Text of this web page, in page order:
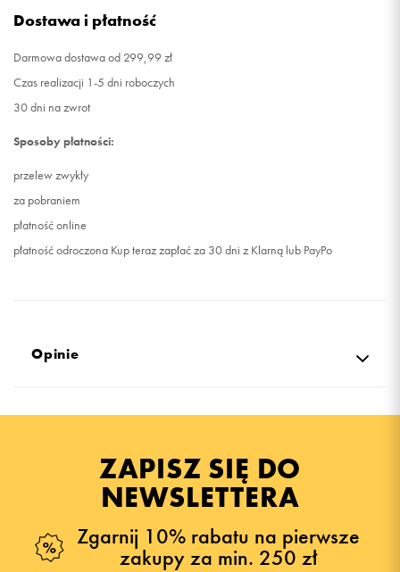
Dostawa i płatność
Darmowa dostawa od 299,99 zł
Czas realizacji 1-5 dni roboczych
30 dni na zwrot
Sposoby płatności:
przelew zwykły
za pobraniem
płatność online
płatność odroczona Kup teraz zapłać za 30 dni z Klarną lub PayPo
Opinie
ZAPISZ SIĘ DO
NEWSLETTERA
Zgarnij 10% rabatu na pierwsze
zakupy za min. 250 zł